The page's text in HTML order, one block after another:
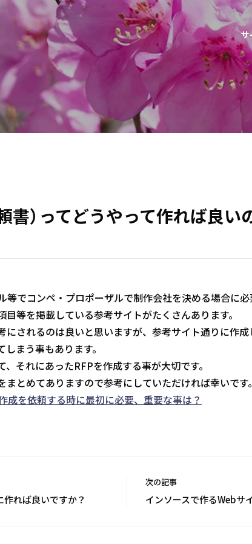
サ
書）ってどうやって作れば良い
等でコンペ・プロポーザルで制作会社を決める場合に必
等を掲載している参考サイトがたくさんあります。
にされるのは良いと思いますが、参考サイト通りに作
まう事もあります。
それにあったRFPを作成する事が大切です。
とめてありますので参考にしていただければ幸いです。
成を依頼する時に最初に必要、重要な事は？
れば良いですか？
次の記事
インソースで作るWebサ